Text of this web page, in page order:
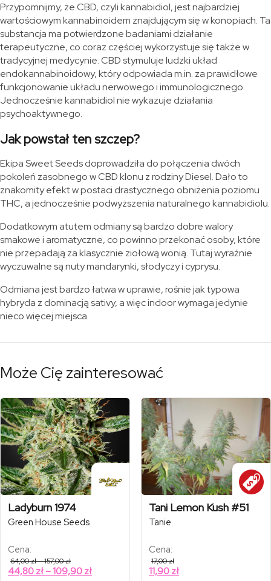
Przypomnijmy, że CBD, czyli kannabidiol, jest najbardziej
wartościowym kannabinoidem znajdującym się w konopiach. Ta
substancja ma potwierdzone badaniami działanie
terapeutyczne, co coraz częściej wykorzystuje się także w
tradycyjnej medycynie. CBD stymuluje ludzki układ
endokannabinoidowy, który odpowiada m.in. za prawidłowe
funkcjonowanie układu nerwowego i immunologicznego.
Jednocześnie kannabidiol nie wykazuje działania
psychoaktywnego.
Jak powstał ten szczep?
Ekipa Sweet Seeds doprowadziła do połączenia dwóch
pokoleń zasobnego w CBD klonu z rodziny Diesel. Dało to
znakomity efekt w postaci drastycznego obniżenia poziomu
THC, a jednocześnie podwyższenia naturalnego kannabidiolu.
Dodatkowym atutem odmiany są bardzo dobre walory
smakowe i aromatyczne, co powinno przekonać osoby, które
nie przepadają za klasycznie ziołową wonią. Tutaj wyraźnie
wyczuwalne są nuty mandarynki, słodyczy i cyprysu.
Odmiana jest bardzo łatwa w uprawie, rośnie jak typowa
hybryda z dominacją sativy, a więc indoor wymaga jedynie
nieco więcej miejsca.
Może Cię zainteresować
Ladyburn 1974
Green House Seeds
Cena:
64,00zł–157,00złZakres
cen:
od
44,80 zł – 109,90 złZakres
Tani Lemon Kush #51
Tanie
Cena:
17,00zł
11,90 zł